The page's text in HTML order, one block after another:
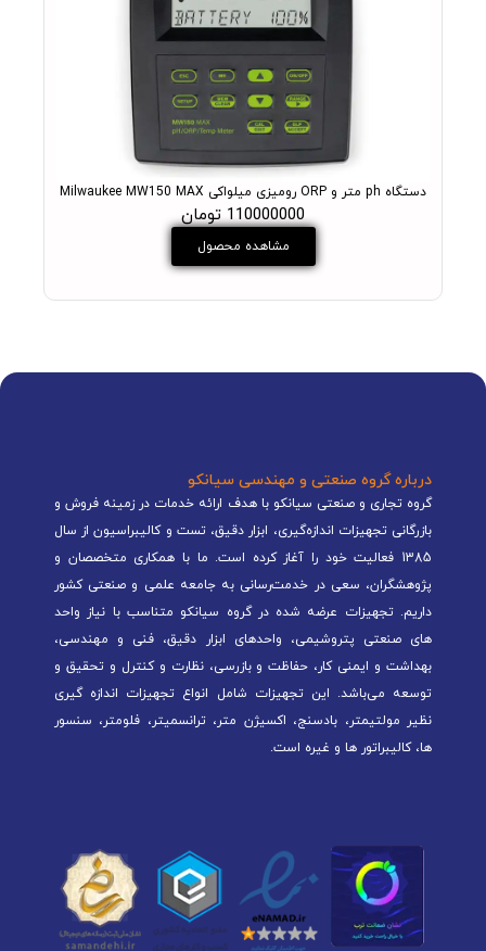
دستگاه ph متر و ORP رومیزی میلواکی Milwaukee MW150 MAX
110000000 تومان
مشاهده محصول
درباره گروه صنعتی و مهندسی سیانکو
گروه تجاری و صنعتی سیانکو با هدف ارائه خدمات در زمینه فروش و
بازرگانی تجهیزات اندازه‌گیری، ابزار دقیق، تست و کالیبراسیون از سال
1385 فعالیت خود را آغاز کرده است. ما با همکاری متخصصان و
پژوهشگران، سعی در خدمت‌رسانی به جامعه علمی و صنعتی کشور
داریم. تجهیزات عرضه شده در گروه سیانکو متناسب با نیاز واحد
های صنعتی پتروشیمی، واحدهای ابزار دقیق، فنی و مهندسی،
بهداشت و ایمنی کار، حفاظت و بازرسی، نظارت و کنترل و تحقیق و
توسعه می‌باشد. این تجهیزات شامل انواع تجهیزات اندازه گیری
نظیر مولتیمتر، بادسنج، اکسیژن متر، ترانسمیتر، فلومتر، سنسور
ها، کالیبراتور ها و غیره است.